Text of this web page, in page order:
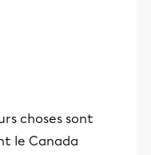
choses sont
le Canada